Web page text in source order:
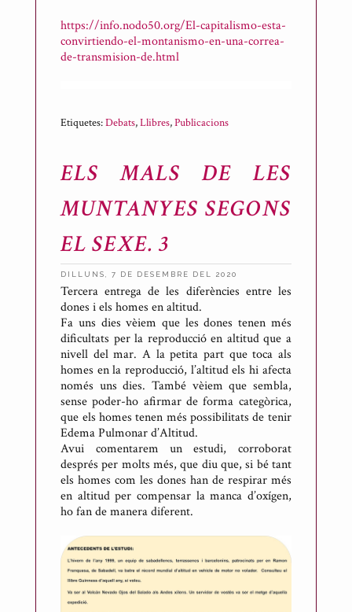
https://info.nodo50.org/El-capitalismo-esta-
convirtiendo-el-montanismo-en-una-correa-
de-transmision-de.html
Etiquetes:Debats,Llibres,Publicacions
ELS MALS DE LES
MUNTANYES SEGONS
EL SEXE. 3
DILLUNS, 7 DE DESEMBRE DEL 2020
P
u
b
l
i
c
a
t
p
e
A
t
Tercera entrega de les diferències entre les
dones i els homes en altitud.
Fa uns dies vèiem que les dones tenen més
dificultats per la reproducció en altitud que a
nivell del mar. A la petita part que toca als
homes en la reproducció, l’altitud els hi afecta
només uns dies. També vèiem que sembla,
sense poder-ho afirmar de forma categòrica,
que els homes tenen més possibilitats de tenir
Edema Pulmonar d’Altitud.
Avui comentarem un estudi, corroborat
després per molts més, que diu que, si bé tant
els homes com les dones han de respirar més
en altitud per compensar la manca d’oxígen,
ho fan de manera diferent.